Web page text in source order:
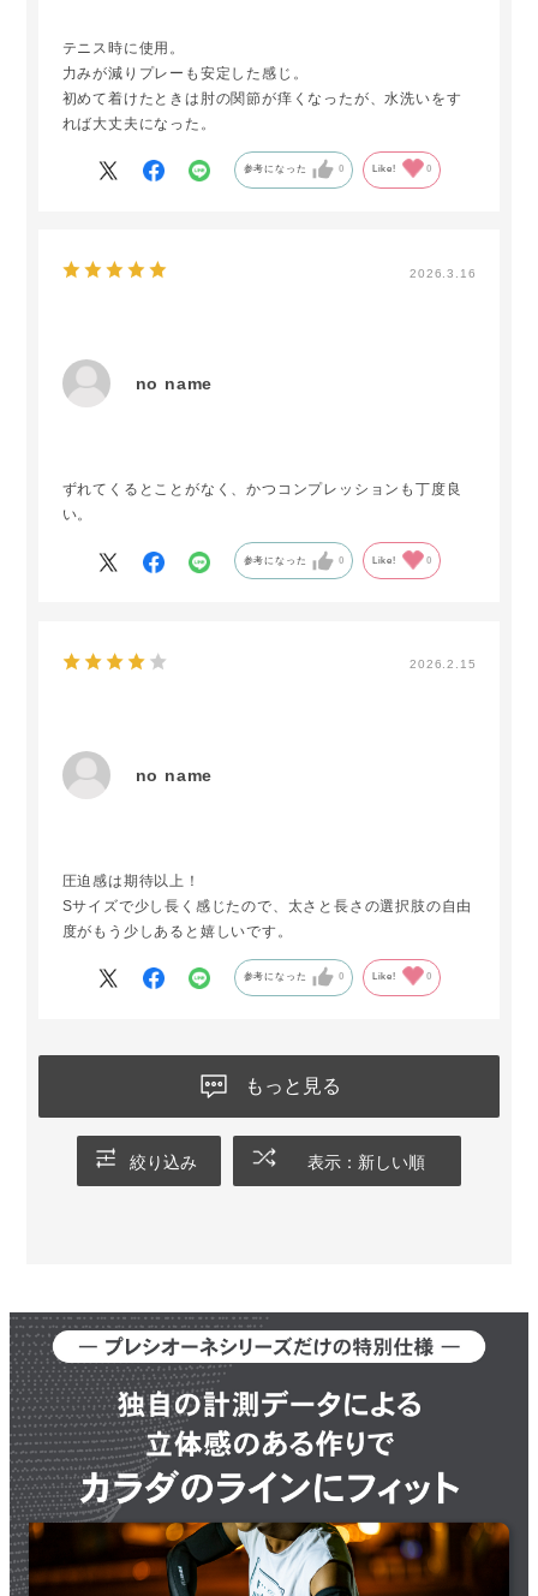
テニス時に使用。
力みが減りプレーも安定した感じ。
初めて着けたときは肘の関節が痒くなったが、水洗いをす
れば大丈夫になった。
参考になった 0 Like! 0
2026.3.16
no name
ずれてくるとことがなく、かつコンプレッションも丁度良
い。
参考になった 0 Like! 0
2026.2.15
no name
圧迫感は期待以上！
Sサイズで少し長く感じたので、太さと長さの選択肢の自由
度がもう少しあると嬉しいです。
参考になった 0 Like! 0
もっと見る
絞り込み 表示：新しい順